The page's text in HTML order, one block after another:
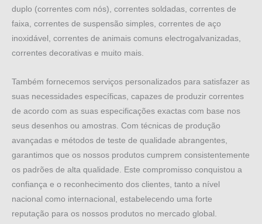
duplo (correntes com nós), correntes soldadas, correntes de
faixa, correntes de suspensão simples, correntes de aço
inoxidável, correntes de animais comuns electrogalvanizadas,
correntes decorativas e muito mais.
Também fornecemos serviços personalizados para satisfazer as
suas necessidades específicas, capazes de produzir correntes
de acordo com as suas especificações exactas com base nos
seus desenhos ou amostras. Com técnicas de produção
avançadas e métodos de teste de qualidade abrangentes,
garantimos que os nossos produtos cumprem consistentemente
os padrões de alta qualidade. Este compromisso conquistou a
confiança e o reconhecimento dos clientes, tanto a nível
nacional como internacional, estabelecendo uma forte
reputação para os nossos produtos no mercado global.